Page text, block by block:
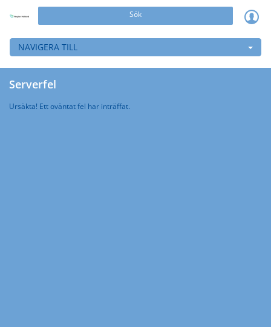
Sök
NAVIGERA TILL
Serverfel
Ursäkta! Ett oväntat fel har inträffat.